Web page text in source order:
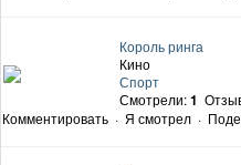
Король ринга
Кино
Спорт
Смотрели:1
Комментировать · Я смотрел ·